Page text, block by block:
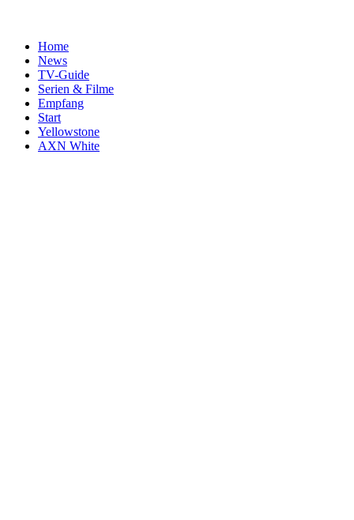
Home
News
TV-Guide
Serien & Filme
Empfang
Start
Yellowstone
AXN White